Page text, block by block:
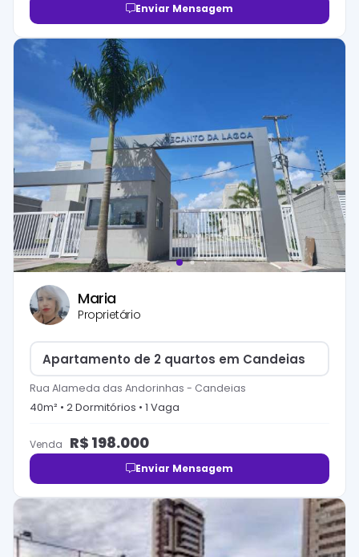
Enviar Mensagem
Maria
Proprietário
Apartamento de 2 quartos em Candeias
Rua Alameda das Andorinhas - Candeias
40m² • 2Dormitórios • 1 Vaga
Venda R$ 198.000
Enviar Mensagem